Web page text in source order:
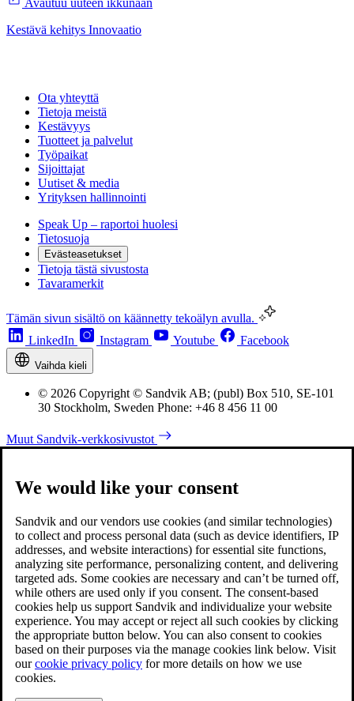
Avautuu uuteen ikkunaan
Kestävä kehitys Innovaatio
Ota yhteyttä
Tietoja meistä
Kestävyys
Tuotteet ja palvelut
Työpaikat
Sijoittajat
Uutiset & media
Yrityksen hallinnointi
Speak Up – raportoi huolesi
Tietosuoja
Evästeasetukset
Tietoja tästä sivustosta
Tavaramerkit
Tämän sivun sisältö on käännetty tekoälyn avulla.
LinkedIn
Instagram Youtube Facebook
Vaihda kieli
© 2026 Copyright © Sandvik AB; (publ) Box 510, SE-101
30 Stockholm, Sweden Phone: +46 8 456 11 00
Muut Sandvik-verkkosivustot
We would like your consent
Sandvik and our vendors use cookies (and similar technologies)
to collect and process personal data (such as device identifiers, IP
addresses, and website interactions) for essential site functions,
analyzing site performance, personalizing content, and delivering
targeted ads. Some cookies are necessary and can’t be turned off,
while others are used only if you consent. The consent-based
cookies help us support Sandvik and individualize your website
experience. You may accept or reject all such cookies by clicking
the appropriate button below. You can also consent to cookies
based on their purposes via the manage cookies link below. Visit
ourcookie privacy policy for more details on how we use
cookies.